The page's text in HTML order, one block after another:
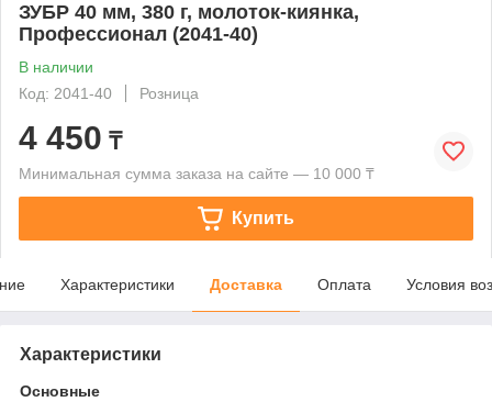
ЗУБР 40 мм, 380 г, молоток-киянка,
Профессионал (2041-40)
В наличии
Код: 2041-40
Розница
4 450 ₸
Минимальная сумма заказа на сайте — 10 000 ₸
Купить
Характеристики Доставка Оплата Условия
Характеристики
Основные